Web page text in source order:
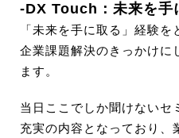
-DX Touch：未来を手
「未来を手に取る」経験
企業課題解決のきっかけに
ます。
当日ここでしか聞けないセ
充実の内容となっており、